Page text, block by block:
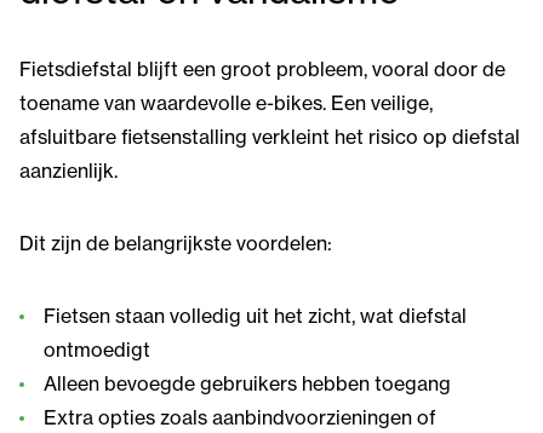
Fietsdiefstal blijft een groot probleem, vooral door de
toename van waardevolle e-bikes. Een veilige,
afsluitbare fietsenstalling verkleint het risico op diefstal
aanzienlijk.
Dit zijn de belangrijkste voordelen:
Fietsen staan volledig uit het zicht, wat diefstal
ontmoedigt
Alleen bevoegde gebruikers hebben toegang
Extra opties zoals aanbindvoorzieningen of